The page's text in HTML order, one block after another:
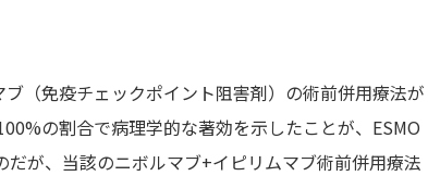
（免疫チェックポイント阻害剤）の術前併用療法が
の割合で病理学的な著効を示したことが、ESMO
が、当該のニボルマブ+イピリムマブ術前併用療法